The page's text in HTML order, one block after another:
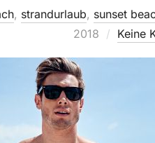
, strandurlaub, sunset
2018
Keine